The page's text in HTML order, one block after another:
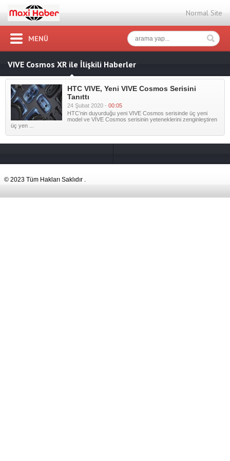
Normal Site
MENÜ
VIVE Cosmos XR ile İlişkili Haberler
HTC VIVE, Yeni VIVE Cosmos Serisini
Tanıttı
24 Şubat 2020 - 00:05
HTC’nin duyurduğu yeni VIVE Cosmos serisinde üç yeni
model ve VIVE Cosmos serisinin yeteneklerini zenginleştiren
üç yen ...
© 2023 Tüm Hakları Saklıdır .